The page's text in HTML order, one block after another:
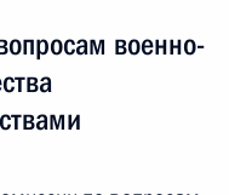
военно-